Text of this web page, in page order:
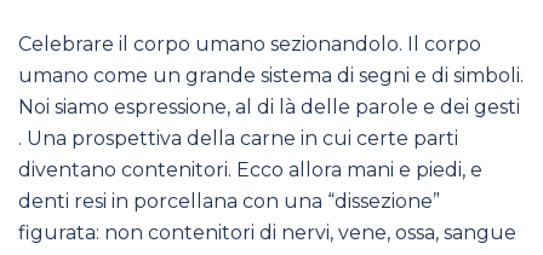
Celebrare il corpo umano sezionandolo. Il corpo
umano come un grande sistema di segni e di simboli.
Noi siamo espressione, al di là delle parole e dei gesti
. Una prospettiva della carne in cui certe parti
diventano contenitori. Ecco allora mani e piedi, e
denti resi in porcellana con una “dissezione”
figurata: non contenitori di nervi, vene, ossa, sangue